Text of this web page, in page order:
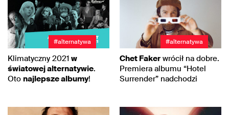
#alternatywa
Klimatyczny 2021 w
światowej alternatywie.
Oto najlepsze albumy!
#alternatywa
Chet Faker wrócił na dobre.
Premiera albumu “Hotel
Surrender” nadchodzi